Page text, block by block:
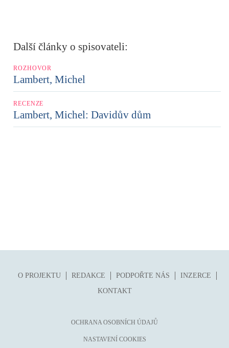
Další články o spisovateli:
ROZHOVOR
Lambert, Michel
RECENZE
Lambert, Michel: Davidův dům
O PROJEKTU REDAKCE PODPOŘTE NÁS
INZERCE
KONTAKT
OCHRANA OSOBNÍCH ÚDAJŮ
NASTAVENÍ COOKIES